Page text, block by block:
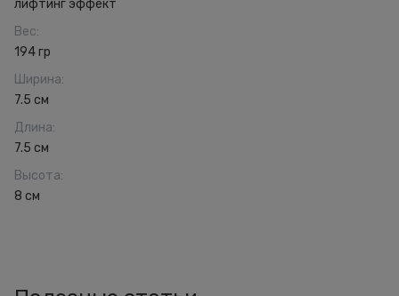
лифтинг эффект
Вес:
194 гр
Ширина:
7.5 см
Длина:
7.5 см
Высота:
8 см